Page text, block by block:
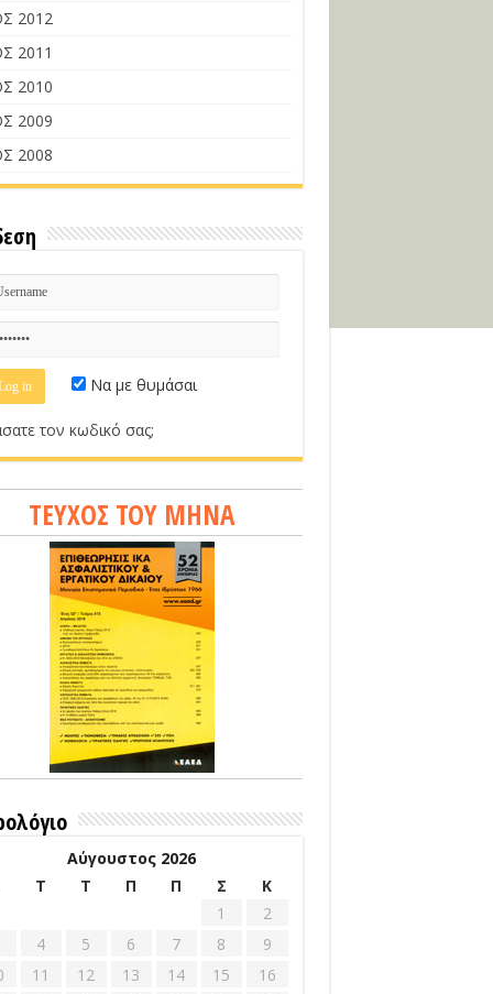
2012
2011
2010
2009
2008
Να με θυμάσαι
τον κωδικό σας;
ΤΕΥΧΟΣ ΤΟΥ ΜΗΝΑ
Αύγουστος 2026
Τ Τ Π Π Σ
Κ
1
2
4 5 6 7 8
9
11 12 13 14 15
16